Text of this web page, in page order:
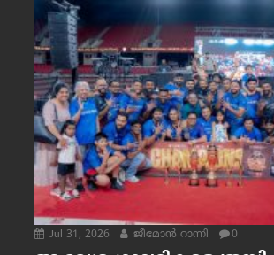
Jul 31, 2026 ജീമോന്‍ റാന്നി 0